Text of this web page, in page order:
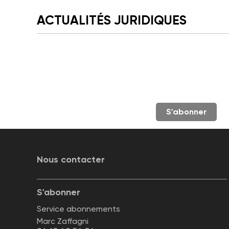
ACTUALITÉS JURIDIQUES
S'abonner
Nous contacter
S'abonner
Service abonnements
Marc Zaffagni